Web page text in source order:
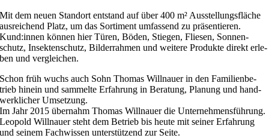
Mit dem neuen Stand­ort ent­stand auf über 400 m² Aus­stel­lungs­flä­che
aus­rei­chend Platz, um das Sor­ti­ment umfas­send zu prä­sen­tie­ren.
Kund:innen kön­nen hier Türen, Böden, Stie­gen, Flie­sen, Son­nen­
schutz, Insek­ten­schutz, Bil­der­rah­men und wei­tere Pro­dukte direkt erle­
ben und vergleichen.
Schon früh wuchs auch Sohn Tho­mas Will­nauer in den Fami­li­en­be­
trieb hin­ein und sam­melte Erfah­rung in Bera­tung, Pla­nung und hand­
werk­li­cher Umsetzung.
Im Jahr 2015 über­nahm Tho­mas Will­nauer die Unter­neh­mens­füh­rung.
Leo­pold Will­nauer steht dem Betrieb bis heute mit sei­ner Erfah­rung
und sei­nem Fach­wis­sen unter­stüt­zend zur Seite.